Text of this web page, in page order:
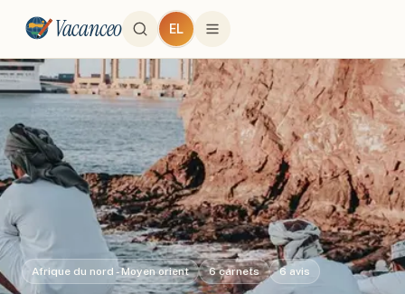
Vacanceo EL
Afrique du nord - Moyen orient 6carnets 6 avis